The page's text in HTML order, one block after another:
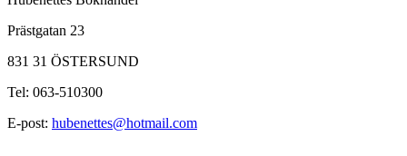
Prästgatan 23
831 31 ÖSTERSUND
Tel: 063-510300
E-post: hubenettes@hotmail.com